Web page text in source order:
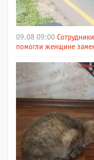
09.08 09:00
помогли женщине